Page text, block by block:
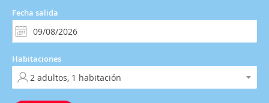
Fecha salida
Habitaciones